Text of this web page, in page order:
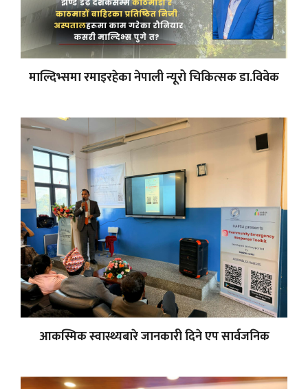
माल्दिभ्समा रमाइरहेका नेपाली न्यूरो चिकित्सक डा.विवेक
आकस्मिक स्वास्थ्यबारे जानकारी दिने एप सार्वजनिक